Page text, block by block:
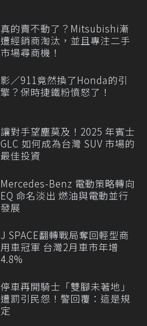
真的賣不動了？Mitsubishi漸
遭經銷商淘汰，並且專注二手
市場尋商機！
影／911竟然換了Honda的引
擎？保時捷鐵粉憤怒了！
讓對手望塵莫及！2025 年賓士
GLC 如何成為台灣 SUV 市場的
最佳投資
Mercedes-Benz 電動策略轉向
EQ 命名淡出 燃油與電動並行
發展
J SPACE翻轉戰局奪回輕型商
用車冠軍 台灣2月車市年增
4.8%
停車再開騎士「雙腳未著地」
遭罰引民怨！警回覆：這是規
定